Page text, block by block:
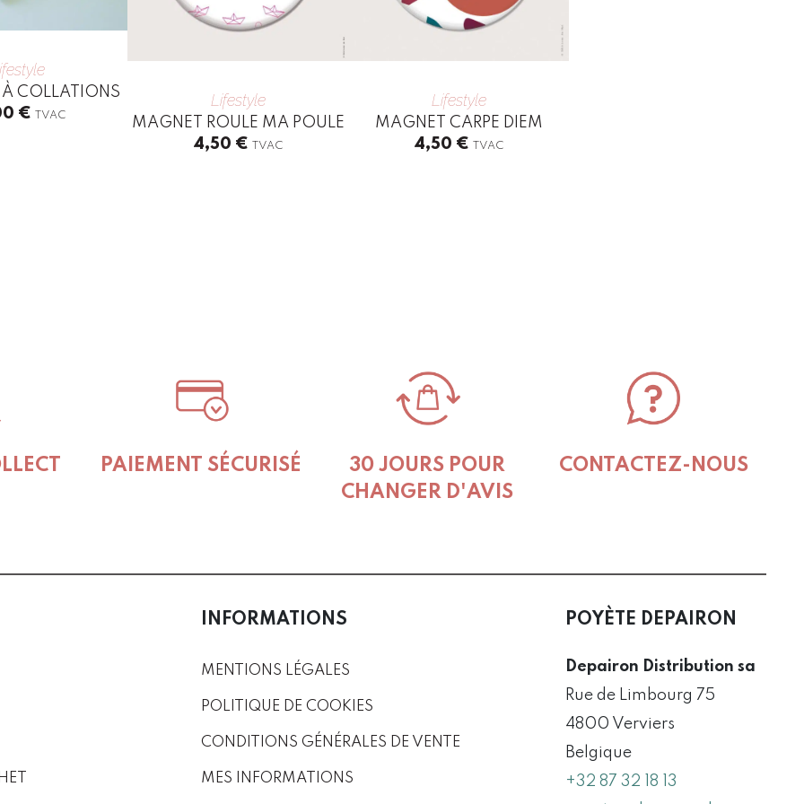
À COLLATIONS
€ TVAC
Lifestyle
MAGNET ROULE MA POULE
4,50 € TVAC
Lifestyle
MAGNET CARPE DIEM
4,50 € TVAC
PAIEMENT SÉCURISÉ
30 JOURS POUR
CHANGER D'AVIS
CONTACTEZ-NOUS
INFORMATIONS
MENTIONS LÉGALES
POLITIQUE DE COOKIES
CONDITIONS GÉNÉRALES DE VENTE
MES INFORMATIONS
POYÈTE DEPAIRON
Depairon Distribution sa
Rue de Limbourg 75
4800 Verviers
Belgique
+32 87 32 18 13